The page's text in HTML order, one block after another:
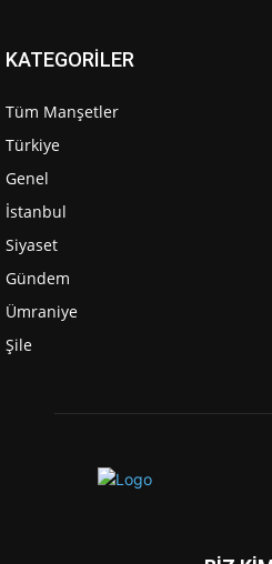
KATEGORİLER
Tüm Manşetler
Türkiye
Genel
İstanbul
Siyaset
Gündem
Ümraniye
Şile